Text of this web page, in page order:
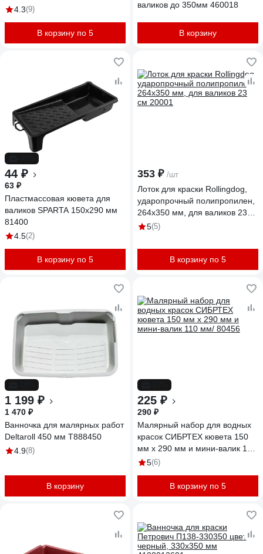
4.3(9)
В корзину по 5
валиков до 350мм 460018
В корзину
44 ₽
63 ₽
Пластмассовая кювета для
валиков SPARTA 150x290 мм
81400
4.5(2)
В корзину по 5
353 ₽ /шт
Лоток для краски Rollingdog,
ударопрочный полипропилен,
264x350 мм, для валиков 23
см 20001
5(5)
В корзину по 5
1 199 ₽
1 470 ₽
Ванночка для малярных работ
Deltaroll 450 мм T888450
4.9(8)
В корзину
225 ₽
290 ₽
Малярный набор для водных
красок СИБРТЕХ кювета 150
мм х 290 мм и мини-валик 110
мм/ 80456
5(6)
В корзину по 5